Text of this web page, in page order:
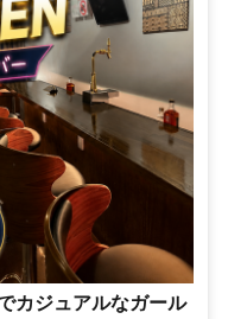
カジュアルなガール